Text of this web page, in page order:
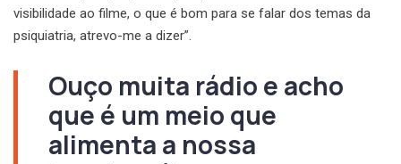
visibilidade ao filme, o que é bom para se falar dos temas da
psiquiatria, atrevo-me a dizer”.
Ouço muita rádio e acho
que é um meio que
alimenta a nossa